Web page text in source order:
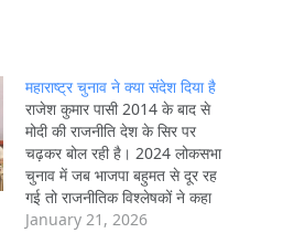
महाराष्ट्र चुनाव ने क्या संदेश दिया है
राजेश कुमार पासी 2014 के बाद से
मोदी की राजनीति देश के सिर पर
चढ़कर बोल रही है। 2024 लोकसभा
चुनाव में जब भाजपा बहुमत से दूर रह
गई तो राजनीतिक विश्लेषकों ने कहा
कि अब मोदी की राजनीति का उतराव
January 21, 2026